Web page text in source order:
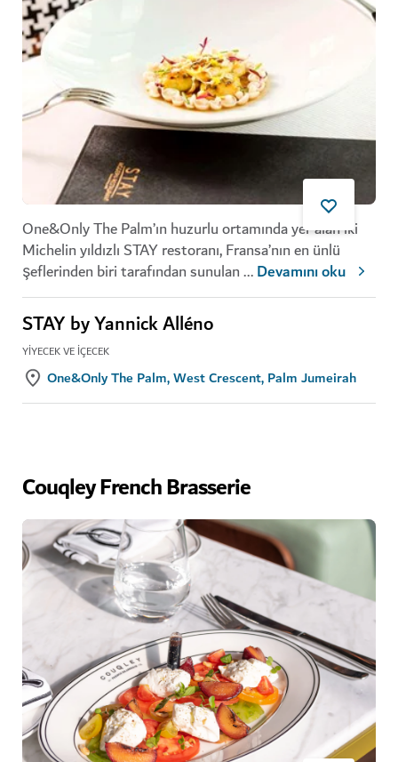
One&Only The Palm’ın huzurlu ortamında yer alan iki
Michelin yıldızlı STAY restoranı, Fransa’nın en ünlü
şeflerinden biri tarafından sunulan...Devamını oku
STAY by Yannick Alléno
YIYECEK VE İÇECEK
One&Only The Palm, West Crescent, Palm Jumeirah
Couqley French Brasserie